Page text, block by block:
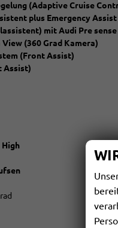
(Adaptive Cruise
plus Emergency
mit Audi Pre
(360 Grad Kamera)
(Front Assist)
Assist)
High